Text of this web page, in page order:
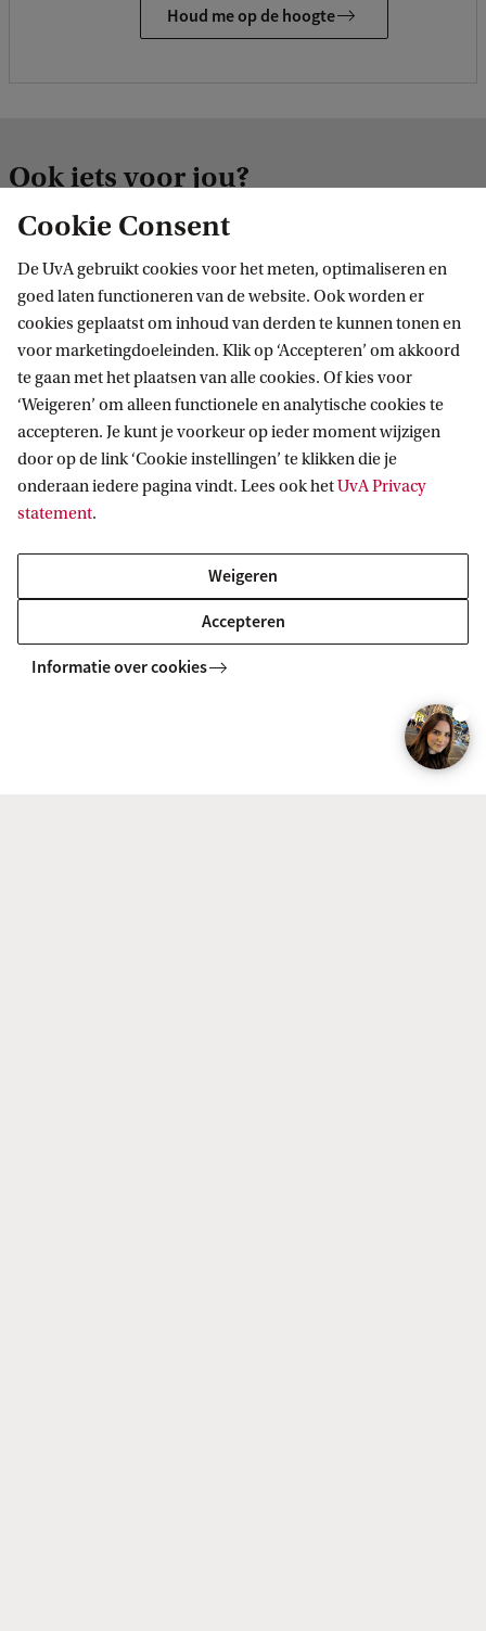
Houd me op de hoogte
Ook iets voor jou?
MASTER
Informatierecht
Deze unieke, selectieve UvA-master is kleinschalig en
wordt gegeven door internationale topdocenten. Er
worden actuele thema's behandeld, zoals de vrijheid van
Vergelijk
MASTER
Cookie Consent
De UvA gebruikt cookies voor het meten, optimaliseren en
goed laten functioneren van de website. Ook worden er
cookies geplaatst om inhoud van derden te kunnen tonen en
voor marketingdoeleinden. Klik op ‘Accepteren’ om akkoord
te gaan met het plaatsen van alle cookies. Of kies voor
‘Weigeren’ om alleen functionele en analytische cookies te
accepteren. Je kunt je voorkeur op ieder moment wijzigen
door op de link ‘Cookie instellingen’ te klikken die je
onderaan iedere pagina vindt. Lees ook hetUvA Privacy
statement.
Weigeren
Accepteren
Informatie over cookies